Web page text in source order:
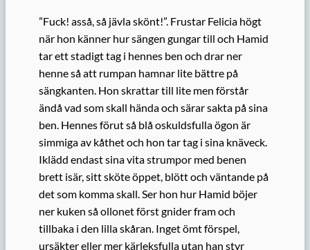
”Fuck! asså, så jävla skönt!”. Frustar Felicia högt
när hon känner hur sängen gungar till och Hamid
tar ett stadigt tag i hennes ben och drar ner
henne så att rumpan hamnar lite bättre på
sängkanten. Hon skrattar till lite men förstår
ändå vad som skall hända och särar sakta på sina
ben. Hennes förut så blå oskuldsfulla ögon är
simmiga av kåthet och hon tar tag i sina knäveck.
Iklädd endast sina vita strumpor med benen
brett isär, sitt sköte öppet, blött och väntande på
det som komma skall. Ser hon hur Hamid böjer
ner kuken så ollonet först gnider fram och
tillbaka i den lilla skåran. Inget ömt förspel,
ursäkter eller mer kärleksfulla utan han styr